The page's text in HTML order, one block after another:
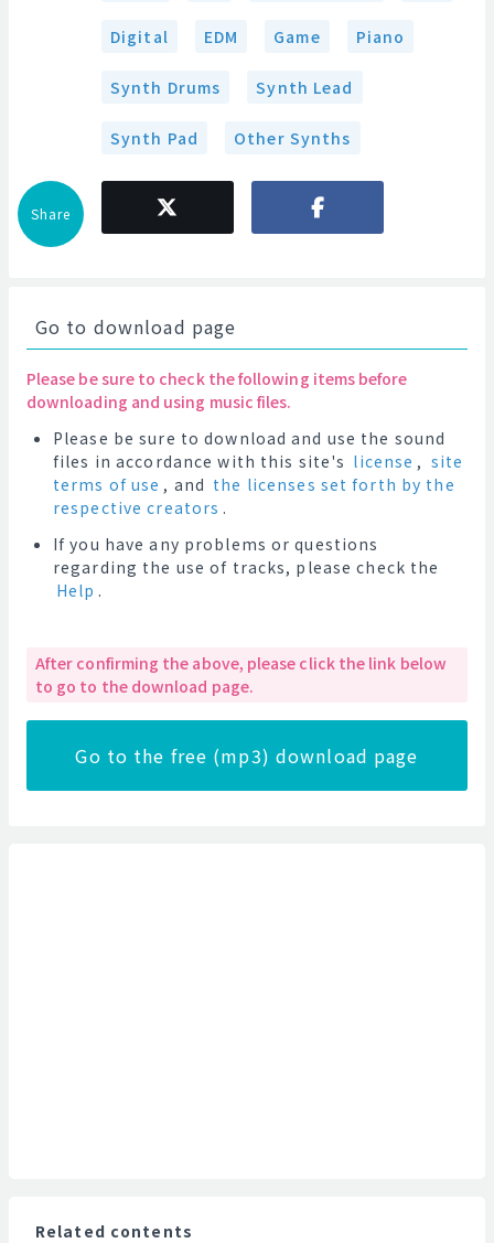
Digital EDM Game Piano
Synth Drums Synth Lead
Synth Pad Other Synths
Share
Go to download page
Please be sure to check the following items before
downloading and using music files.
Please be sure to download and use the sound
files in accordance with this site's license , site
terms of use , and the licenses set forth by the
respective creators .
If you have any problems or questions
regarding the use of tracks, please check the
Help .
After confirming the above, please click the link below
to go to the download page.
Go to the free (mp3) download page
Related contents